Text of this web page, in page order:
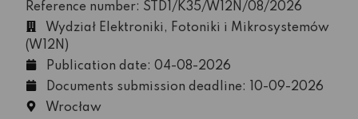
Reference number: STD1/K35/W12N/08/2026
Wydział Elektroniki, Fotoniki i Mikrosystemów
(W12N)
Publication date: 04-08-2026
Documents submission deadline: 10-09-2026
Wrocław